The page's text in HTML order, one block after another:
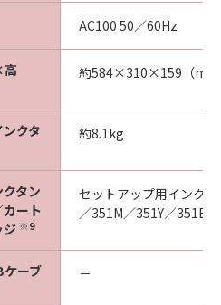
AC100 50／60Hz
約584×310×159（
クタ
約8.1kg
クタン
カート
ジ ※9
セットアップ用インク
／351M／351Y／351BK
ケーブ
－